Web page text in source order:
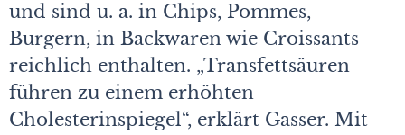
und sind u. a. in Chips, Pommes,
Burgern, in Backwaren wie Croissants
reichlich enthalten. „Transfettsäuren
führen zu einem erhöhten
Cholesterinspiegel“, erklärt Gasser. Mit